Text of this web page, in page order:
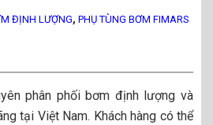
ĐỊNH LƯỢNG, PHỤ TÙNG BƠM FIMARS
phân phối bơm định lượng và
tại Việt Nam. Khách hàng có thể